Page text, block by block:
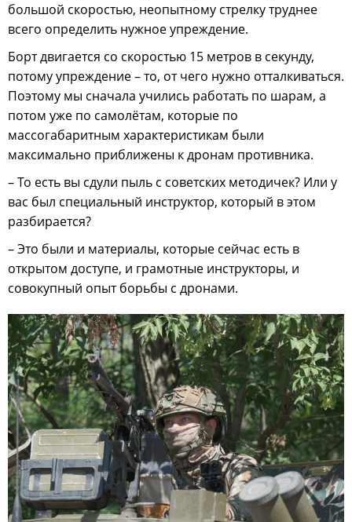
большой скоростью, неопытному стрелку труднее
всего определить нужное упреждение.
Борт двигается со скоростью 15 метров в секунду,
потому упреждение – то, от чего нужно отталкиваться.
Поэтому мы сначала учились работать по шарам, а
потом уже по самолётам, которые по
массогабаритным характеристикам были
максимально приближены к дронам противника.
– То есть вы сдули пыль с советских методичек? Или у
вас был специальный инструктор, который в этом
разбирается?
– Это были и материалы, которые сейчас есть в
открытом доступе, и грамотные инструкторы, и
совокупный опыт борьбы с дронами.